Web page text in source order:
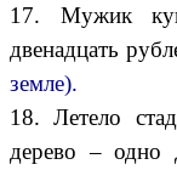
17. Мужик
двенадцать
земле).
18. Летело
дерево – одно